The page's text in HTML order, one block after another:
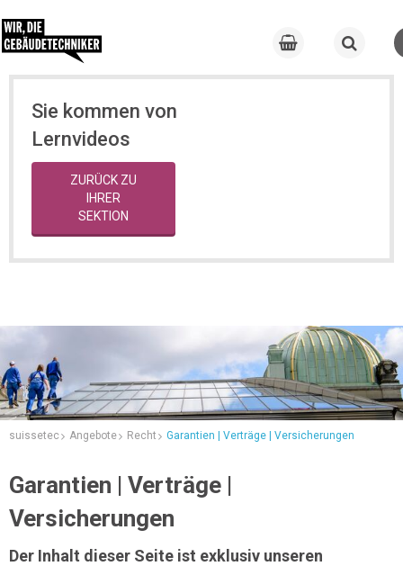
Sie kommen von
Lernvideos
ZURÜCK ZU
IHRER
SEKTION
suissetec Angebote Recht Garantien | Verträge | Versicherungen
Garantien | Verträge |
Versicherungen
Der Inhalt dieser Seite ist exklusiv unseren